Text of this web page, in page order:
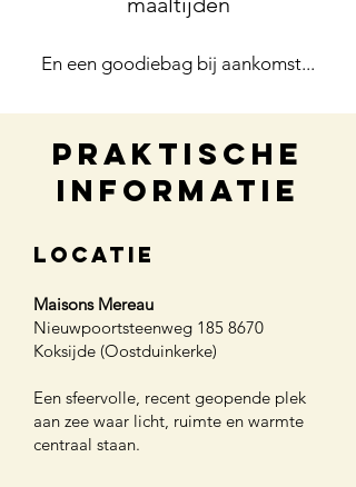
En een goodiebag bij aankomst...
praktische
informatie
locatie
Maisons Mereau
Nieuwpoortsteenweg 185 8670
Koksijde (Oostduinkerke)
Een sfeervolle, recent geopende plek
aan zee waar licht, ruimte en warmte
centraal staan.